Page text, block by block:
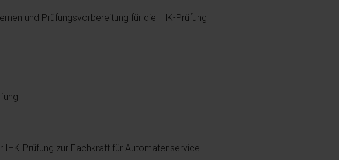
und Prüfungsvorbereitung für die IHK-Prüfung
IHK-Prüfung zur Fachkraft für Automatenservice